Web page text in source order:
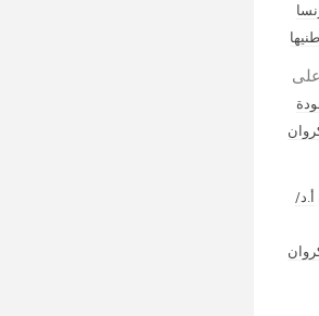
على
أ.د/